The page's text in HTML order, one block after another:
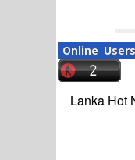
Online Users
Lanka Hot